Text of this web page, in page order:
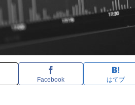
Facebook はてブ